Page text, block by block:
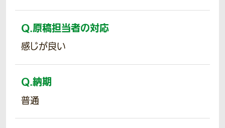
Q.原稿担当者の対応
感じが良い
Q.納期
普通